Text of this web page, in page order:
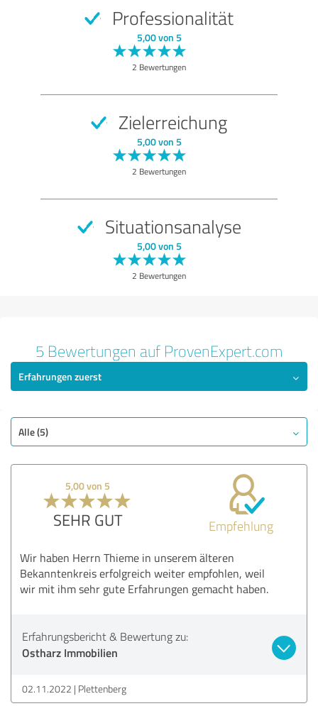
Empfehlung
Professionalität
5,00 von 5
2 Bewertungen
Zielerreichung
5,00 von 5
2 Bewertungen
Situationsanalyse
5,00 von 5
2 Bewertungen
5 Bewertungen auf ProvenExpert.com
Erfahrungen zuerst
Alle (5)
5,00 von 5
SEHR GUT Empfehlung
Wir haben Herrn Thieme in unserem älteren
Bekanntenkreis erfolgreich weiter empfohlen, weil
wir mit ihm sehr gute Erfahrungen gemacht haben.
Erfahrungsbericht & Bewertung zu:
Ostharz Immobilien
02.11.2022 Plettenberg